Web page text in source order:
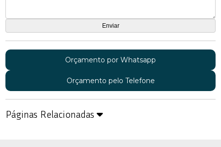
Orçamento por Whatsapp
Orçamento pelo Telefone
Páginas Relacionadas